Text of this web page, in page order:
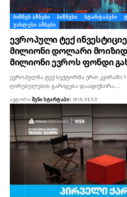
ᲑᲘᲖᲜᲔᲡ ᲐᲛᲑᲔᲑᲘ ᲑᲘᲖᲜᲔᲡᲘ ᲡᲢᲐᲠᲢᲐᲞᲔᲑᲘ
ᲣᲐᲮᲚᲔᲡᲘ ᲐᲛᲑᲔᲑᲘ
ევროპული ტექ
მილიონი დოლარი
მილიონი ევროს ფონდი
ევროპულმა ტექ სექტორმა ერთ კვირაში
ღირებულების გარიგება დააფიქსირა.…
ᲐᲕᲢᲝᲠᲘ:ᲨᲔᲜᲘ ᲡᲢᲐᲠᲢᲐᲞᲘ5 MIN READ